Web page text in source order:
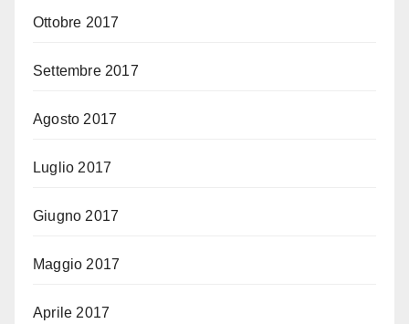
Ottobre 2017
Settembre 2017
Agosto 2017
Luglio 2017
Giugno 2017
Maggio 2017
Aprile 2017